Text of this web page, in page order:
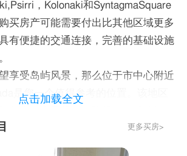
，Kolonaki和SyntagmaSquare
买房产可能需要付出比其他区域更多
有便捷的交通连接，完善的基础设施
享受岛屿风景，那么位于市中心附近
是您一个值得参考的位置。该地区
餐厅和时装店等舒适度设施。
点击加载全文
更多买房>